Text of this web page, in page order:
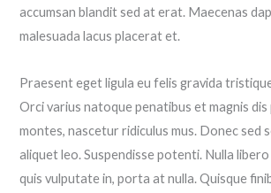
accumsan blandit sed at erat. Maecenas
malesuada lacus placerat et.
Praesent eget ligula eu felis gravida
Orci varius natoque penatibus et magnis
montes, nascetur ridiculus mus. Donec sed
aliquet leo. Suspendisse potenti. Nulla
quis vulputate in, porta at nulla. Quisque